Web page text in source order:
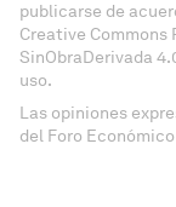
publicarse de
Creative
SinObraDerivada
uso.
Las opiniones
del Foro